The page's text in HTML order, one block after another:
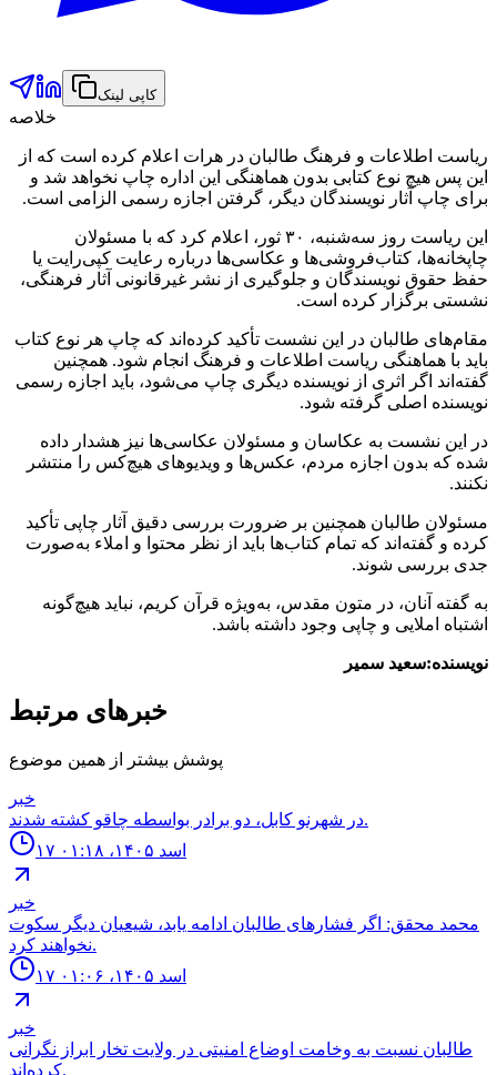
کاپی لینک
خلاصه
ریاست اطلاعات و فرهنگ طالبان در هرات اعلام کرده است که از
این پس هیچ نوع کتابی بدون هماهنگی این اداره چاپ نخواهد شد و
برای چاپ آثار نویسندگان دیگر، گرفتن اجازه رسمی الزامی است.
این ریاست روز سه‌شنبه، ۳۰ ثور، اعلام کرد که با مسئولان
چاپخانه‌ها، کتاب‌فروشی‌ها و عکاسی‌ها درباره رعایت کپی‌رایت یا
حفظ حقوق نویسندگان و جلوگیری از نشر غیرقانونی آثار فرهنگی،
نشستی برگزار کرده است.
مقام‌های طالبان در این نشست تأکید کرده‌اند که چاپ هر نوع کتاب
باید با هماهنگی ریاست اطلاعات و فرهنگ انجام شود. همچنین
گفته‌اند اگر اثری از نویسنده دیگری چاپ می‌شود، باید اجازه رسمی
نویسنده اصلی گرفته شود.
در این نشست به عکاسان و مسئولان عکاسی‌ها نیز هشدار داده
شده که بدون اجازه مردم، عکس‌ها و ویدیوهای هیچ‌کس را منتشر
نکنند.
مسئولان طالبان همچنین بر ضرورت بررسی دقیق آثار چاپی تأکید
کرده و گفته‌اند که تمام کتاب‌ها باید از نظر محتوا و املاء به‌صورت
جدی بررسی شوند.
به گفته آنان، در متون مقدس، به‌ویژه قرآن کریم، نباید هیچ‌گونه
اشتباه املایی و چاپی وجود داشته باشد.
نویسنده:سعید سمیر
خبرهای مرتبط
پوشش بیشتر از همین موضوع
خبر
در شهرنو کابل، دو برادر بواسطه چاقو کشته شدند.
۱۷ اسد ۱۴۰۵، ۰۱:۱۸
خبر
محمد محقق: اگر فشارهای طالبان ادامه یابد، شیعیان دیگر سکوت
نخواهند کرد.
۱۷ اسد ۱۴۰۵، ۰۱:۰۶
خبر
طالبان نسبت به وخامت اوضاع امنیتی در ولایت تخار ابراز نگرانی
کرده‌اند.